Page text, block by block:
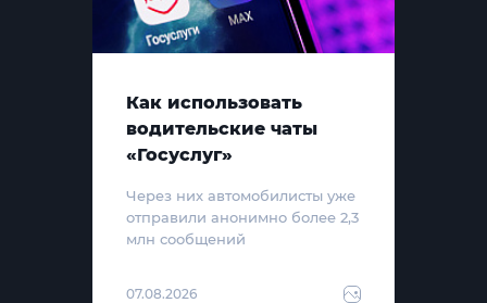
Как использовать
водительские чаты
«Госуслуг»
Через них автомобилисты уже
отправили анонимно более 2,3
млн сообщений
07.08.2026